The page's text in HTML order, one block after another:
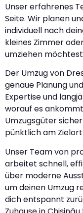
Unser erfahrenes
Seite. Wir planen
individuell nach
kleines Zimmer
umziehen
Der Umzug von
genaue Planung
Expertise und
worauf es
Umzugsgüter
pünktlich am
Unser Team von
arbeitet schnell,
über moderne
um deinen Umzug
dich entspannt